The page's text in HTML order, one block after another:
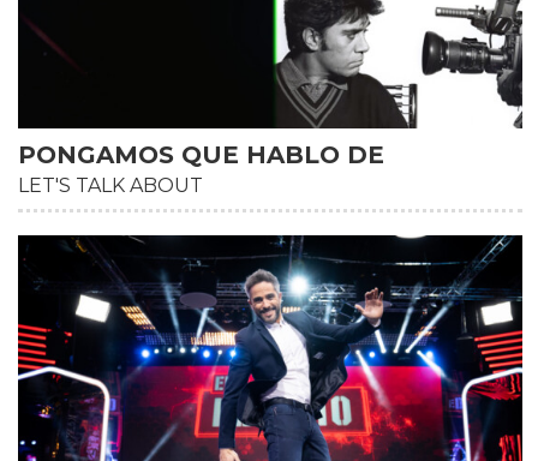
PONGAMOS QUE HABLO DE
LET'S TALK ABOUT